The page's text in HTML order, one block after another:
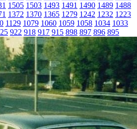
1505 1503 1493 1491 1490 1489 1488
1372 1370 1365 1279 1242 1232 1223
1129 1079 1060 1059 1058 1034 1033
922 918 917 915 898 897 896 895